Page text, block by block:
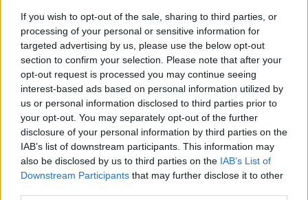
If you wish to opt-out of the sale, sharing to third parties, or
processing of your personal or sensitive information for
targeted advertising by us, please use the below opt-out
section to confirm your selection. Please note that after your
opt-out request is processed you may continue seeing
interest-based ads based on personal information utilized by
us or personal information disclosed to third parties prior to
your opt-out. You may separately opt-out of the further
disclosure of your personal information by third parties on the
IAB’s list of downstream participants. This information may
also be disclosed by us to third parties on the IAB’s List of
Downstream Participants that may further disclose it to other